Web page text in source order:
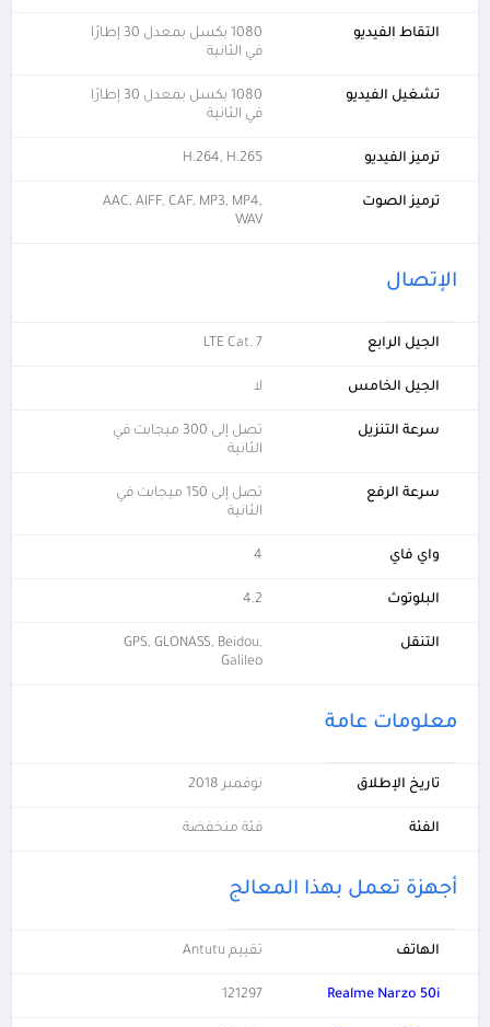
التقاط الفيديو
1080 بكسل بمعدل 30 إطارًا
في الثانية
تشغيل الفيديو
1080 بكسل بمعدل 30 إطارًا
في الثانية
ترميز الفيديو H.264, H.265
ترميز الصوت
AAC, AIFF, CAF, MP3, MP4,
WAV
الإتصال
الجيل الرابع LTE Cat. 7
الجيل الخامس لا
سرعة التنزيل
تصل إلى 300 ميجابت في
الثانية
سرعة الرفع
تصل إلى 150 ميجابت في
الثانية
واي فاي 4
البلوتوث 4.2
التنقل
GPS, GLONASS, Beidou,
Galileo
معلومات عامة
تاريخ الإطلاق نوفمبر 2018
الفئة فئة منخفضة
أجهزة تعمل بهذا المعالج
الهاتف تقييم Antutu
Realme Narzo 50i
121297